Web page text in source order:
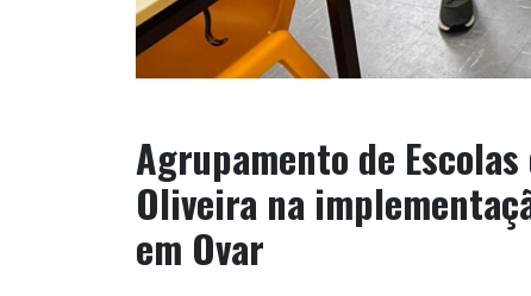
Agrupamento de
Oliveira na
em Ovar